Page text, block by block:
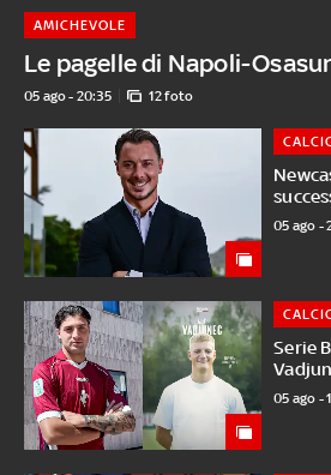
Le pagelle di Napoli-
AMICHEVOLE
05 ago - 20:35 12 foto
05 ago -
Serie
05 ago -